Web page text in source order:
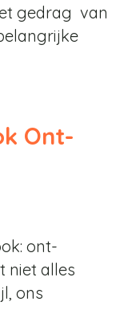
gedrag van
Ont-
ont-
niet alles
ons